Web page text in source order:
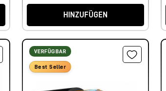
HINZUFÜGEN
VERFÜGBAR
Best Seller